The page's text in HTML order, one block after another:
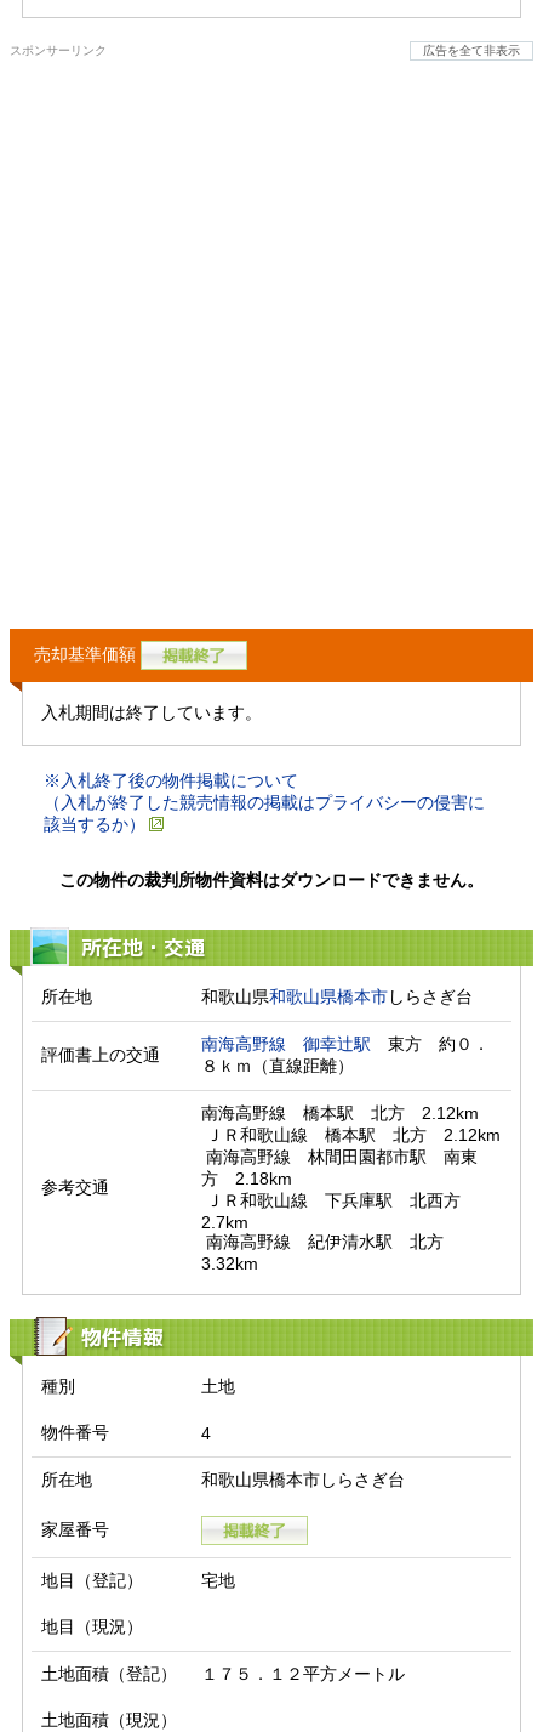
スポンサーリンク 広告を全て非表示
売却基準価額
入札期間は終了しています。
※入札終了後の物件掲載について
（入札が終了した競売情報の掲載はプライバシーの侵害に
該当するか）
この物件の裁判所物件資料はダウンロードできません。
所在地・交通
所在地 和歌山県和歌山県橋本市しらさぎ台
評価書上の交通
南海高野線 御幸辻駅 東方　約０．
８ｋｍ（直線距離）
参考交通
南海高野線　橋本駅　北方　2.12km
方　2.18km
2.7km
3.32km
物件情報
種別 土地
物件番号 4
所在地 和歌山県橋本市しらさぎ台
家屋番号
地目（登記） 宅地
地目（現況）
土地面積（登記） １７５．１２平方メートル
土地面積（現況）